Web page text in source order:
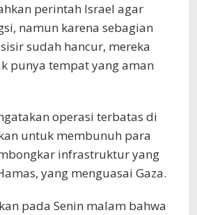
perintah Israel agar
namun karena sebagian
sudah hancur, mereka
punya tempat yang aman
operasi terbatas di
untuk membunuh para
infrastruktur yang
yang menguasai Gaza.
pada Senin malam bahwa